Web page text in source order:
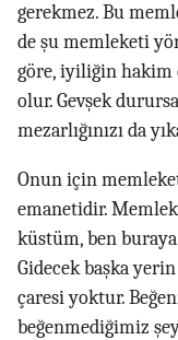
gerekmez. Bu
de şu memleketi
göre, iyiliğin hakim
olur. Gevşek
mezarlığınızı da
Onun için
emanetidir.
küstüm, ben buraya
Gidecek başka
çaresi yoktur.
beğenmediğimiz